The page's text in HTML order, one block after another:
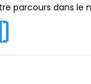
parcours dans le